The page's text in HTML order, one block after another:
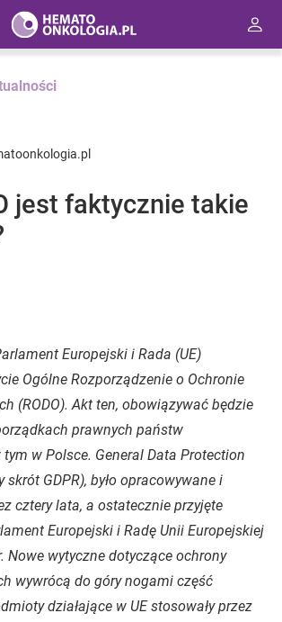
jest faktycznie takie
Europejski i Rada (UE)
Ogólne Rozporządzenie o Ochronie
(RODO). Akt ten, obowiązywać będzie
prawnych państw
tym w Polsce. General Data Protection
GDPR), było opracowywane i
cztery lata, a ostatecznie przyjęte
Europejski i Radę Unii Europejskiej
Nowe wytyczne dotyczące ochrony
wywrócą do góry nogami część
działające w UE stosowały przez